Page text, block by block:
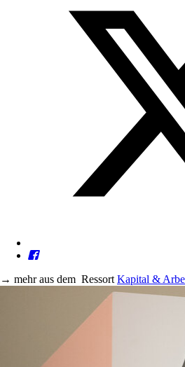
→ mehr aus dem Ressort Kapital &